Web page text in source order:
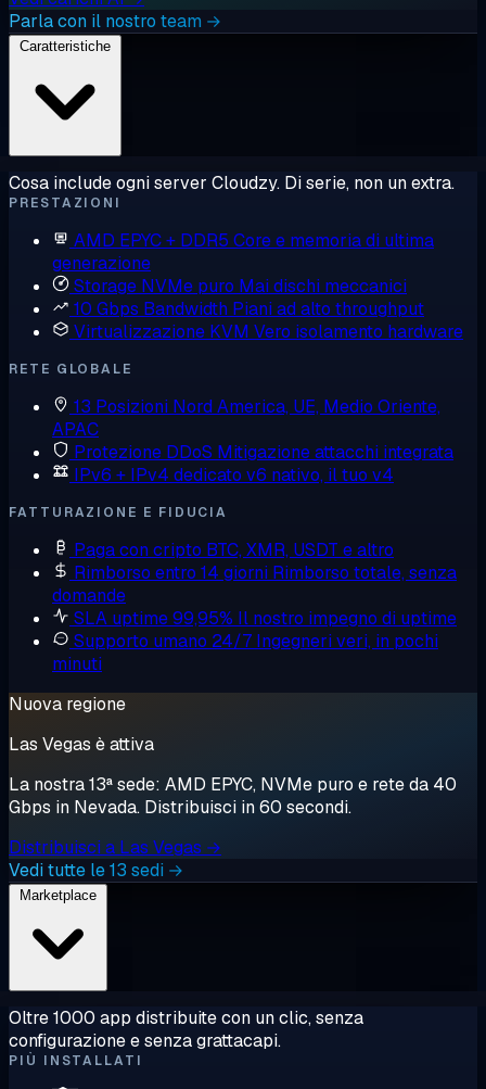
Parla con il nostro team →
Cosa include ogni server Cloudzy. Di serie, non un extra.
PRESTAZIONI
AMD EPYC + DDR5 Core e memoria di ultima
generazione
Storage NVMe puro Mai dischi meccanici
10 Gbps Bandwidth Piani ad alto throughput
Virtualizzazione KVM Vero isolamento hardware
RETE GLOBALE
13 Posizioni Nord America, UE, Medio Oriente,
APAC
Protezione DDoS Mitigazione attacchi integrata
IPv6 + IPv4 dedicato v6 nativo, il tuo v4
FATTURAZIONE E FIDUCIA
Paga con cripto BTC, XMR, USDT e altro
Rimborso entro 14 giorni Rimborso totale, senza
domande
SLA uptime 99,95% Il nostro impegno di uptime
Supporto umano 24/7 Ingegneri veri, in pochi
minuti
Nuova regione
Las Vegas è attiva
La nostra 13ª sede: AMD EPYC, NVMe puro e rete da 40
Gbps in Nevada. Distribuisci in 60 secondi.
Distribuisci a Las Vegas →
Vedi tutte le 13 sedi →
Oltre 1000 app distribuite con un clic, senza
configurazione e senza grattacapi.
PIÙ INSTALLATI